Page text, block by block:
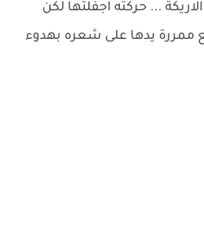
... حركته اجفلتها لكن
ممررة يدها على شعره بهدوء